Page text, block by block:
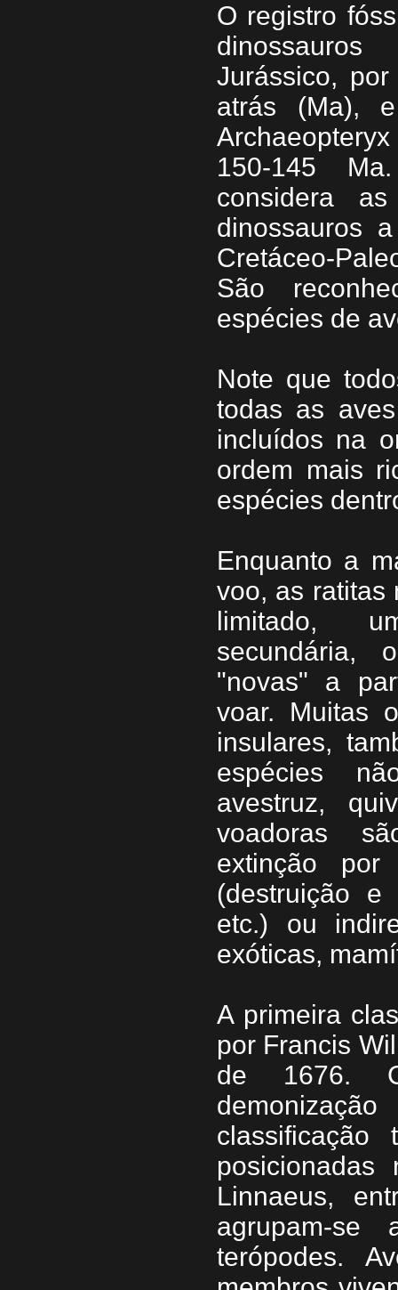
O registro
Jurássico,
atrás (Ma),
150-145
considera
dinossauros
Cretáceo-
São
espécies de
Note que
todas as
incluídos na
ordem mais
espécies
Enquanto a
voo, as ratitas
limitado,
secundária,
"novas" a
voar. Muitas
insulares,
espécies
avestruz,
voadoras
extinção
(destruição e
etc.) ou
exóticas,
A primeira
por Francis
de 1676.
classificação
Linnaeus,
agrupam-
terópodes.